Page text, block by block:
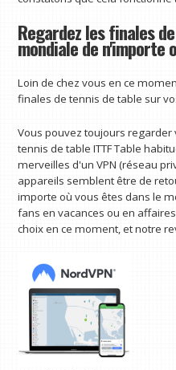
Regardez les finales
mondiale de n'importe
Loin de chez vous en ce
finales de tennis de table sur
Vous pouvez toujours
tennis de table ITTF Table
merveilles d'un VPN (réseau
appareils semblent être de
importe où vous êtes dans le
fans en vacances ou en
choix en ce moment, et notre